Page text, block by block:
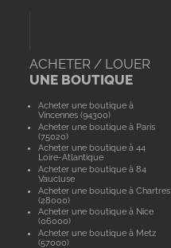
ACHETER / LOUER
UNE BOUTIQUE
Acheter une boutique à
Vincennes (94300)
Acheter une boutique à Paris
(75020)
Acheter une boutique à 44
Loire-Atlantique
Acheter une boutique à 84
Vaucluse
Acheter une boutique à Chartres
(28000)
Acheter une boutique à Nice
(06000)
Acheter une boutique à Metz
(57000)